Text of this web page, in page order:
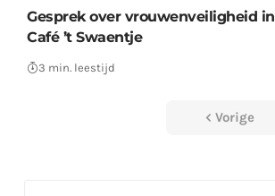
Gesprek over vrouwenveiligheid in
Café ’t Swaentje
3 min. leestijd
Vorige